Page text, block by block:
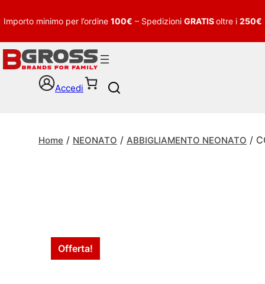
Importo minimo per l’ordine 100€ – Spedizioni GRATISoltre i 250€
Accedi
c
Home / NEONATO / ABBIGLIAMENTO NEONATO /
Offerta!